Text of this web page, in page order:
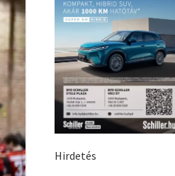
Hirdetés